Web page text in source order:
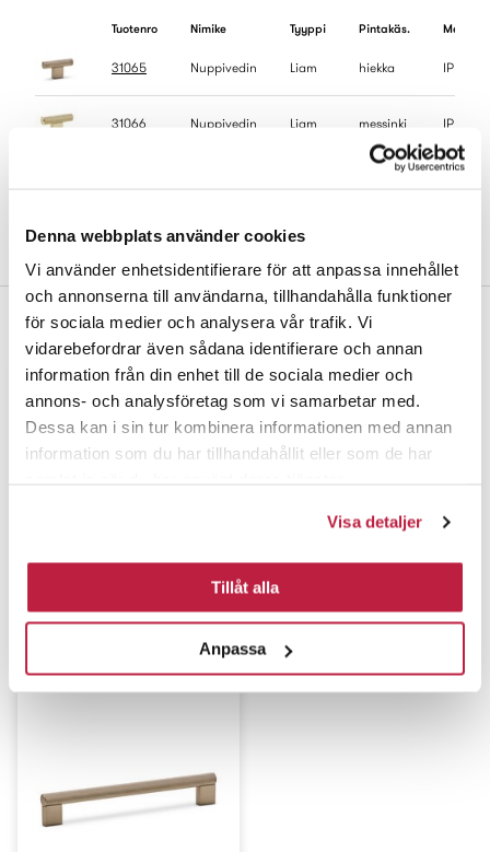
Denna webbplats använder cookies
Vi använder enhetsidentifierare för att anpassa innehållet
och annonserna till användarna, tillhandahålla funktioner
för sociala medier och analysera vår trafik. Vi
vidarebefordrar även sådana identifierare och annan
information från din enhet till de sociala medier och
annons- och analysföretag som vi samarbetar med.
Dessa kan i sin tur kombinera informationen med annan
information som du har tillhandahållit eller som de har
Visa detaljer
Tillåt alla
Anpassa
Tuotenro Nimike Tyyppi Pintakäs. Me
31065 Nuppivedin Liam hiekka IP
31066 Nuppivedin Liam messinki IP
Kalustevedin Selma hiekka
Kalustevedin Selma musta
c/c 128 mm